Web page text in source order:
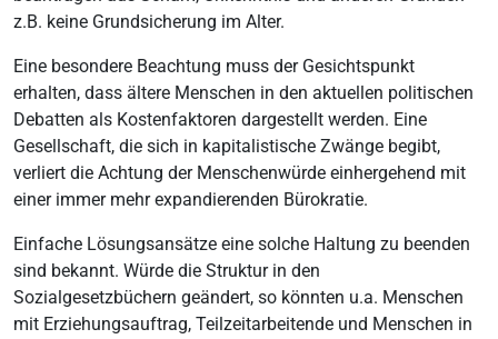
z.B. keine Grundsicherung im Alter.
Eine besondere Beachtung muss der Gesichtspunkt
erhalten, dass ältere Menschen in den aktuellen politischen
Debatten als Kostenfaktoren dargestellt werden. Eine
Gesellschaft, die sich in kapitalistische Zwänge begibt,
verliert die Achtung der Menschenwürde einhergehend mit
einer immer mehr expandierenden Bürokratie.
Einfache Lösungsansätze eine solche Haltung zu beenden
sind bekannt. Würde die Struktur in den
Sozialgesetzbüchern geändert, so könnten u.a. Menschen
mit Erziehungsauftrag, Teilzeitarbeitende und Menschen in